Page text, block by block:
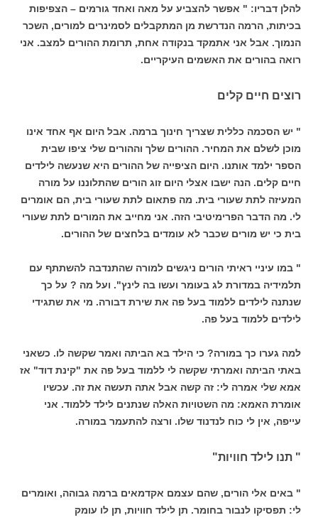
להלן דבריו: " אפשר להצביע על מאה ואחד גורמים – הצפיפות
בכיתות, הרמה הנדרשת מן המתקבלים לסמינרים למורים, השכר
הנמוך. אבל אני אתמקד בנקודה אחת, תרומת ההורים למצב. אני
רואה בהורים את האשמים העיקריים.
רוצים חיים קלים
" יש הסכמה כללית שצריך חינוך ברמה. אבל היום אף אחד אינו
מוכן לשלם את המחיר. ההורים שלך וההורים שלי ציפו שבית
הספר ילמד אותנו. היום הציפייה של ההורים היא שנעשה לילדים
חיים קלים. הנה ישבו אצלי היום זוג הורים שהתלוננו על מורה
המעיזה לתת שעורי בית. מה פתאום לתת שעורי בית, הם אומרים
לי. מה הדבר הפרימיטיבי הזה. אני מחייב את המורים לתת שעורי
בית כי יש מורים שכבר לא עומדים בלחצים של ההורים.
" במו עיניי ראיתי הורים ניגשים למורה שהתנדבה להשתתף עם
תלמידיה במדורת לג בעומר ועשו בה לינץ". ועל מה ? על כך
שנתנה לילדים ללמוד בעל פה את שירת דבורה. מי את שתגידי
לילדים ללמוד בעל פה.
למה גערו כך במורה? כי הילד בא הביתה ואמר שקשה לו. כשאני
באתי הביתה ואמרתי שקשה לי ללמוד בעל פה את "קינת דוד" אז
אמא שלי אמרה לי: זה קשה אבל אתה תעשה את זה. עכשיו
אומרת האמא: מה השטויות האלה שנתנים לילד ללמוד. אני
עייפה, אין לי כוח לנדנוד שלו. ורצה להתעמר במורה.
" תנו לילד חוויות"
" באים אלי הורים, שהם עצמם אקדמאים ברמה גבוהה, ואומרים
לי: תפסיקו לנבור בחומר. תן לילד חוויות, תן לו עומק